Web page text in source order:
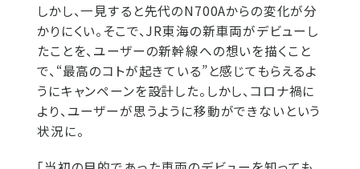
しかし、一見すると先代のN700Aからの変化が分
かりにくい。そこで、JR東海の新車両がデビューし
たことを、ユーザーの新幹線への想いを描くこと
で、“最高のコトが起きている”と感じてもらえるよ
うにキャンペーンを設計した。しかし、コロナ禍に
より、ユーザーが思うように移動ができないという
状況に。